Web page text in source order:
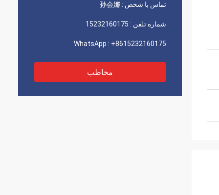
تماس با شخص : 孙会娜
شماره تلفن : 15232160175
WhatsApp : +8615232160175
مخاطب